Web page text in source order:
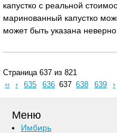
капустко с реальной
маринованный капустко
может быть указана неверно.
Страница 637 из 821
‹‹
‹ 635 636 637 638 639 ›
Меню
Имбирь